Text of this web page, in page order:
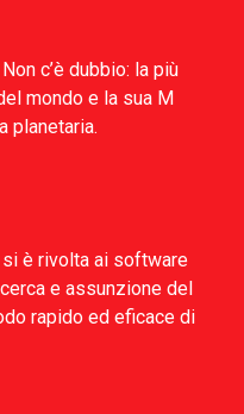
c’è dubbio: la più
mondo e la sua M
planetaria.
si è rivolta ai software
e assunzione del
rapido ed eficace di